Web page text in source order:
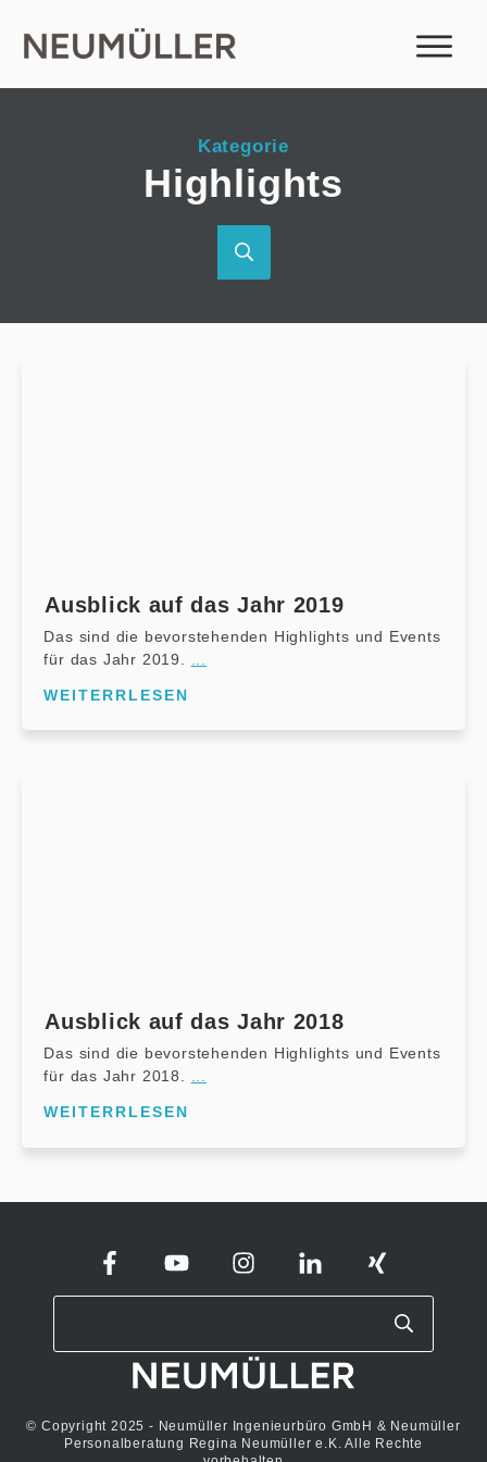
Kategorie
Highlights
Ausblick auf das Jahr 2019
Das sind die bevorstehenden Highlights und Events
für das Jahr 2019.
WEITERRLESEN
Ausblick auf das Jahr 2018
Das sind die bevorstehenden Highlights und Events
für das Jahr 2018. ...
WEITERRLESEN
© Copyright 2025 - Neumüller Ingenieurbüro GmbH & Neumüller
Personalberatung Regina Neumüller e.K. Alle Rechte